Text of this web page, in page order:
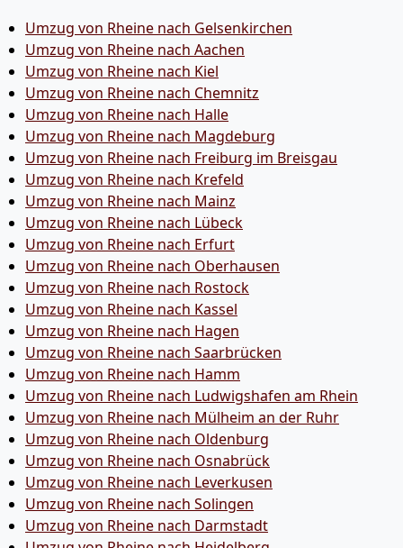
Umzug von Rheine nach Gelsenkirchen
Umzug von Rheine nach Aachen
Umzug von Rheine nach Kiel
Umzug von Rheine nach Chemnitz
Umzug von Rheine nach Halle
Umzug von Rheine nach Magdeburg
Umzug von Rheine nach Freiburg im Breisgau
Umzug von Rheine nach Krefeld
Umzug von Rheine nach Mainz
Umzug von Rheine nach Lübeck
Umzug von Rheine nach Erfurt
Umzug von Rheine nach Oberhausen
Umzug von Rheine nach Rostock
Umzug von Rheine nach Kassel
Umzug von Rheine nach Hagen
Umzug von Rheine nach Saarbrücken
Umzug von Rheine nach Hamm
Umzug von Rheine nach Ludwigshafen am Rhein
Umzug von Rheine nach Mülheim an der Ruhr
Umzug von Rheine nach Oldenburg
Umzug von Rheine nach Osnabrück
Umzug von Rheine nach Leverkusen
Umzug von Rheine nach Solingen
Umzug von Rheine nach Darmstadt